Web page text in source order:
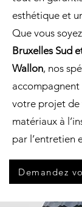
esthétique et
Que vous
Bruxelles Sud
Wallon, nos
votre projet de
matériaux à
par l’entretien
Demandez